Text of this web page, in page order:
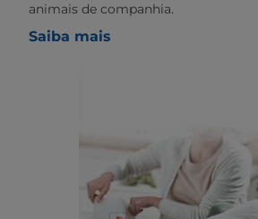
animais de companhia.
Saiba mais